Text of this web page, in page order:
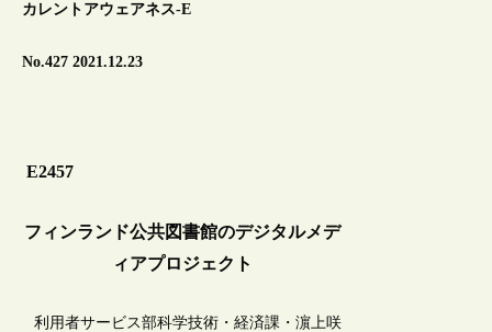
カレントアウェアネス-E
No.427 2021.12.23
E2457
フィンランド公共図書館のデジタルメデ
ィアプロジェクト
利用者サービス部科学技術・経済課・濵上咲